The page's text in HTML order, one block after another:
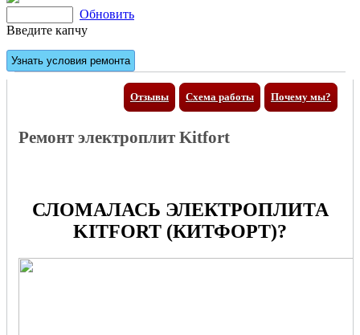
Обновить
Введите капчу
Отзывы Почему мы?
Схема работы
Ремонт электроплит Kitfort
СЛОМАЛАСЬ ЭЛЕКТРОПЛИТА
KITFORT (КИТФОРТ)?